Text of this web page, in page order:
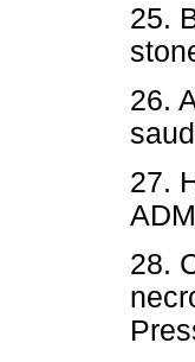
25.
26.
27.
28.